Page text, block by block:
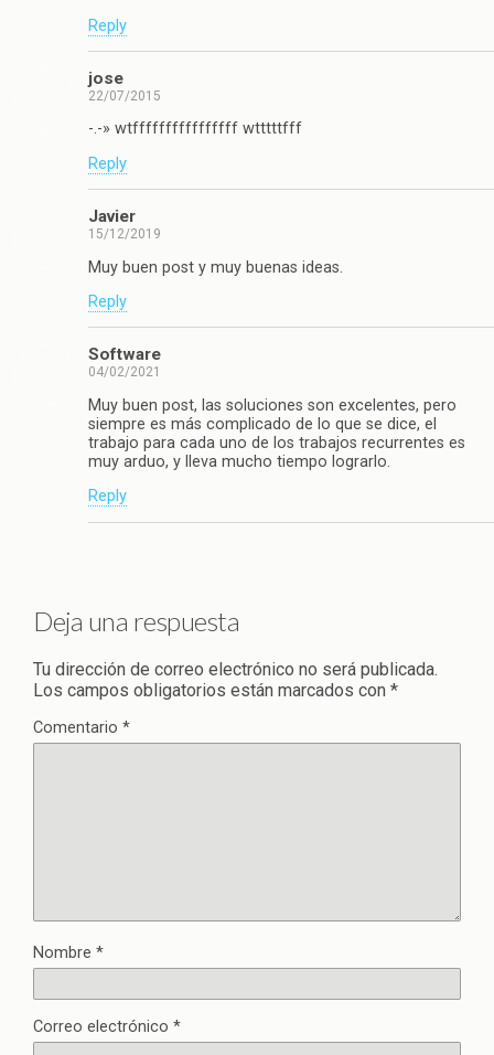
Reply
jose
22/07/2015
-.-» wtffffffffffffffff wtttttfff
Reply
Javier
15/12/2019
Muy buen post y muy buenas ideas.
Reply
Software
04/02/2021
Muy buen post, las soluciones son excelentes, pero
siempre es más complicado de lo que se dice, el
trabajo para cada uno de los trabajos recurrentes es
muy arduo, y lleva mucho tiempo lograrlo.
Reply
Deja una respuesta
Tu dirección de correo electrónico no será publicada.
Los campos obligatorios están marcados con *
Comentario *
Nombre *
Correo electrónico *